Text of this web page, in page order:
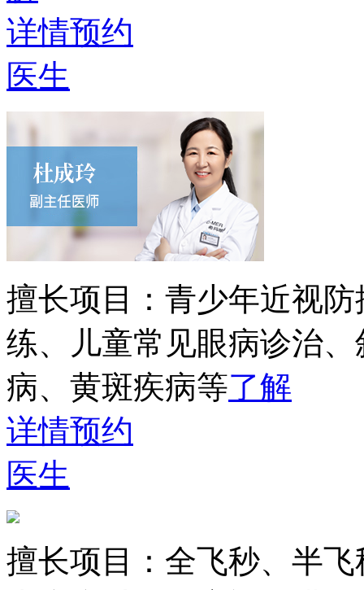
详情预约
医生
擅长项目： 青少年近视
练、儿童常见眼病诊治
病、黄斑疾病等了解
详情预约
医生
擅长项目： 全飞秒、半